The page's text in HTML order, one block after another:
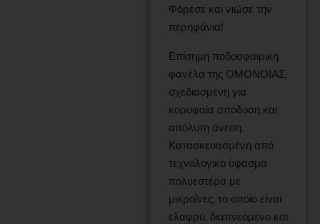
Φόρεσε και νιώσε την
περηφάνια!
Επίσημη ποδοσφαιρική
φανέλα της ΟΜΟΝΟΙΑΣ,
σχεδιασμένη για
κορυφαία απόδοση και
απόλυτη άνεση.
Κατασκευασμένη από
τεχνολογικό ύφασμα
πολυεστέρα με
μικροΐνες, το οποίο είναι
ελαφρύ, διαπνεόμενο και